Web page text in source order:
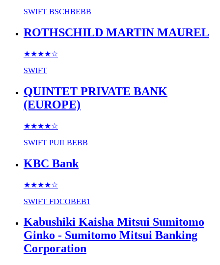
SWIFT BSCHBEBB
ROTHSCHILD MARTIN MAUREL
★★★★☆
SWIFT
QUINTET PRIVATE BANK
(EUROPE)
★★★★☆
SWIFT PUILBEBB
KBC Bank
★★★★☆
SWIFT FDCOBEB1
Kabushiki Kaisha Mitsui Sumitomo
Ginko - Sumitomo Mitsui Banking
Corporation